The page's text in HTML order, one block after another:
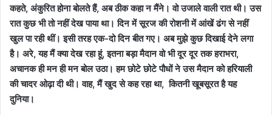
कहते, अंकुरित होना बोलते हैं, अब ठीक कहा न मैंने। वो उजाले वाली रात थी। उस
रात कुछ भी तो नहीं देख पाया था। दिन में सूरज की रोशनी में आंखें ढंग से नहीं
खुल पा रही थीं। इसी तरह एक-दो दिन बीत गए। अब मुझे कुछ दिखाई देने लगा
है। अरे, यह मैं क्या देख रहा हूं, इतना बड़ा मैदान वो भी दूर दूर तक हराभरा,
अचानक ही मन ही मन बोल उठा। हम छोटे छोटे पौधों ने उस मैदान को हरियाली
की चादर ओढ़ा दी थी। वाह, मैं खुद से कह रहा था, कितनी खूबसूरत है यह
दुनिया।